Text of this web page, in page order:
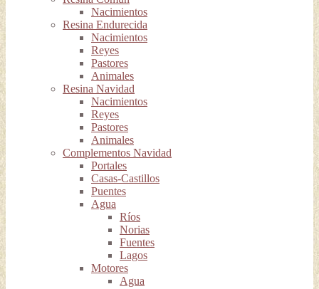
Nacimientos
Resina Endurecida
Nacimientos
Reyes
Pastores
Animales
Resina Navidad
Nacimientos
Reyes
Pastores
Animales
Complementos Navidad
Portales
Casas-Castillos
Puentes
Agua
Ríos
Norias
Fuentes
Lagos
Motores
Agua